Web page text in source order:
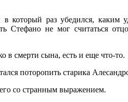
который раз убедился, каким
Стефано не мог считаться
в смерти сына, есть и еще что-то.
поторопить старика
со странным выражением.